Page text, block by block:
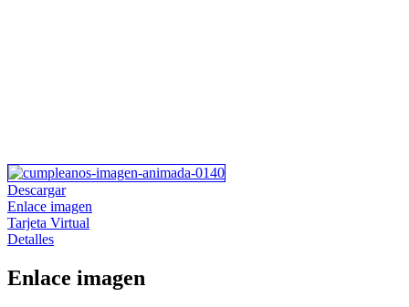
Descargar
Enlace imagen
Tarjeta Virtual
Detalles
Enlace imagen